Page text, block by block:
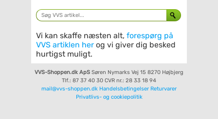
Vi kan skaffe næsten alt, forespørg på
VVS artiklen her og vi giver dig besked
hurtigst muligt.
VVS-Shoppen.dk ApS Søren Nymarks Vej 15 8270 Højbjerg
Tlf.: 87 37 40 30 CVR nr.: 28 33 18 94
mail@vvs-shoppen.dk Handelsbetingelser Returvarer
Privatlivs- og cookiepolitik